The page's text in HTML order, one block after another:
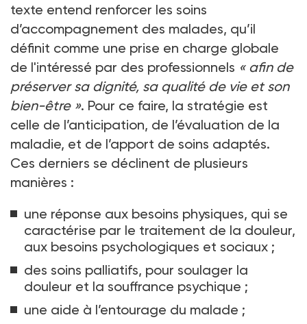
texte entend renforcer les soins
d’accompagnement des malades, qu’il
définit comme une prise en charge globale
de l'intéressé par des professionnels « afin de
préserver sa dignité, sa qualité de vie et son
bien-être ». Pour ce faire, la stratégie est
celle de l’anticipation, de l’évaluation de la
maladie, et de l’apport de soins adaptés.
Ces derniers se déclinent de plusieurs
manières :
une réponse aux besoins physiques, qui se
caractérise par le traitement de la douleur,
aux besoins psychologiques et sociaux ;
des soins palliatifs, pour soulager la
douleur et la souffrance psychique ;
une aide à l’entourage du malade ;